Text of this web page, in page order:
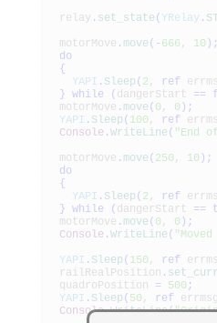
relay . set_state ( YRelay .
motorMove . move ( - 666 , 10 ) ;
do
{
YAPI . Sleep ( 2 , ref
} while ( dangerStart ==
motorMove . move ( 0 , 0 ) ;
YAPI . Sleep ( 100 , ref
Console . WriteLine ( "End
motorMove . move ( 250 , 10 ) ;
do
{
YAPI . Sleep ( 2 , ref
} while ( dangerStart ==
motorMove . move ( 0 , 0 ) ;
Console . WriteLine (
YAPI . Sleep ( 150 , ref
railRealPosition .
quadroPosition = 500 ;
YAPI . Sleep ( 50 , ref errmsg
Console.WriteLine(